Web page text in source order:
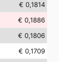
€ 0,1814
€ 0,1886
€ 0,1806
€ 0,1709